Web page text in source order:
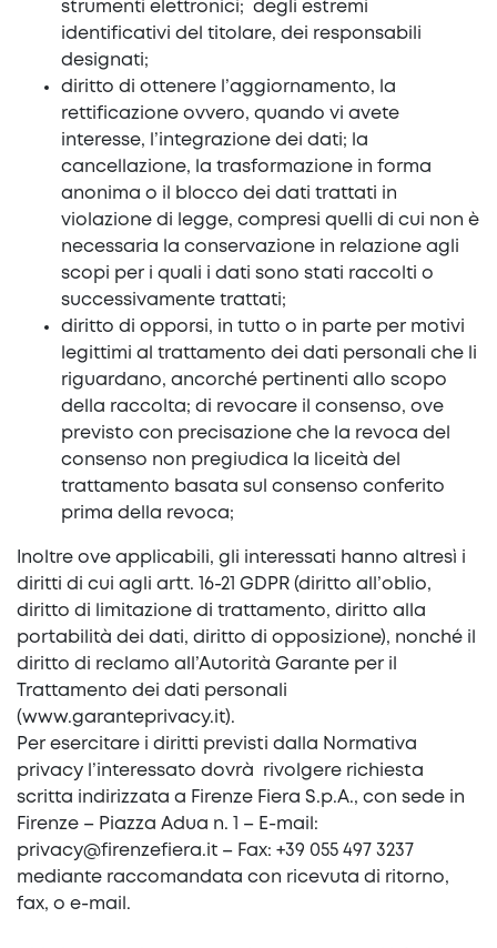
strumenti elettronici; degli estremi
identificativi del titolare, dei responsabili
designati;
diritto di ottenere l’aggiornamento, la
rettificazione ovvero, quando vi avete
interesse, l’integrazione dei dati; la
cancellazione, la trasformazione in forma
anonima o il blocco dei dati trattati in
violazione di legge, compresi quelli di cui non è
necessaria la conservazione in relazione agli
scopi per i quali i dati sono stati raccolti o
successivamente trattati;
diritto di opporsi, in tutto o in parte per motivi
legittimi al trattamento dei dati personali che li
riguardano, ancorché pertinenti allo scopo
della raccolta; di revocare il consenso, ove
previsto con precisazione che la revoca del
consenso non pregiudica la liceità del
trattamento basata sul consenso conferito
prima della revoca;
Inoltre ove applicabili, gli interessati hanno altresì i
diritti di cui agli artt. 16-21 GDPR (diritto all’oblio,
diritto di limitazione di trattamento, diritto alla
portabilità dei dati, diritto di opposizione), nonché il
diritto di reclamo all’Autorità Garante per il
Trattamento dei dati personali
(www.garanteprivacy.it).
Per esercitare i diritti previsti dalla Normativa
privacy l’interessato dovrà rivolgere richiesta
scritta indirizzata a Firenze Fiera S.p.A., con sede in
Firenze – Piazza Adua n. 1 – E-mail:
privacy@firenzefiera.it – Fax: +39 055 497 3237
mediante raccomandata con ricevuta di ritorno,
fax, o e-mail.